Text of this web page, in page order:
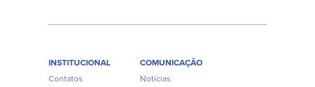
INSTITUCIONAL
Contatos
COMUNICAÇÃO
Notícias